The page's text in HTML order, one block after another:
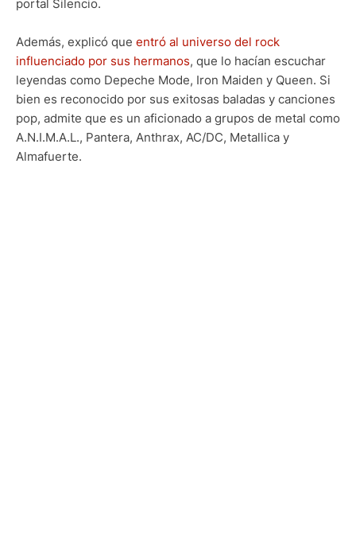
portal Silencio.
Además, explicó que entró al universo del rock
influenciado por sus hermanos, que lo hacían escuchar
leyendas como Depeche Mode, Iron Maiden y Queen. Si
bien es reconocido por sus exitosas baladas y canciones
pop, admite que es un aficionado a grupos de metal como
A.N.I.M.A.L., Pantera, Anthrax, AC/DC, Metallica y
Almafuerte.